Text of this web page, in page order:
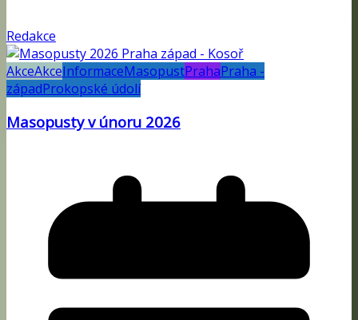
Redakce
AkceAkceInformaceMasopustPrahaPraha -
západProkopské údolí
Masopusty v únoru 2026